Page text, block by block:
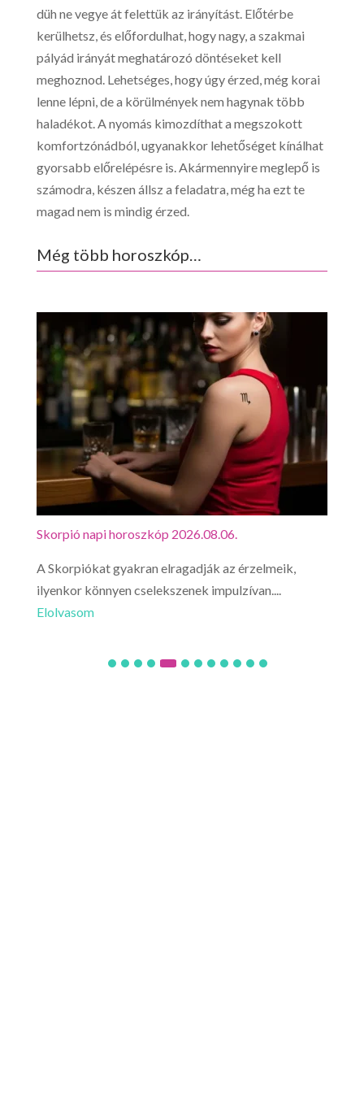
düh ne vegye át felettük az irányítást. Előtérbe
kerülhetsz, és előfordulhat, hogy nagy, a szakmai
pályád irányát meghatározó döntéseket kell
meghoznod. Lehetséges, hogy úgy érzed, még korai
lenne lépni, de a körülmények nem hagynak több
haladékot. A nyomás kimozdíthat a megszokott
komfortzónádból, ugyanakkor lehetőséget kínálhat
gyorsabb előrelépésre is. Akármennyire meglepő is
számodra, készen állsz a feladatra, még ha ezt te
magad nem is mindig érzed.
Még több horoszkóp…
Mérleg napi horoszkóp 2026.08.06.
Ne lepődj meg, ha reggel ágyadból kipattanva
hirtelen támad egy...
Elolvasom